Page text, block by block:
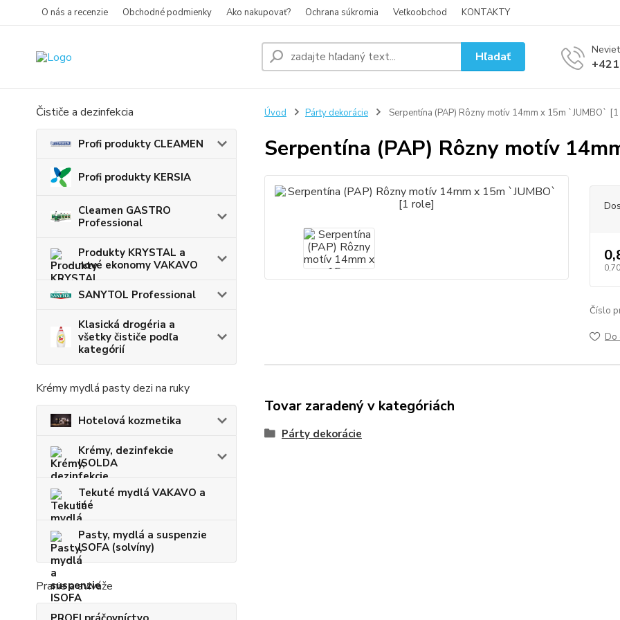
O nás a recenzie Obchodné podmienky Ako nakupovať? Ochrana súkromia Veľkoobchod KONTAKTY
Hľadať
Čističe a dezinfekcia
Profi produkty CLEAMEN
Profi produkty KERSIA
Cleamen GASTRO
Professional
Produkty KRYSTAL a
nové ekonomy VAKAVO
SANYTOL Professional
Klasická drogéria a
všetky čističe podľa
kategórií
Krémy mydlá pasty dezi na ruky
Hotelová kozmetika
Krémy, dezinfekcie
ISOLDA
Tekuté mydlá VAKAVO a
iné
Pasty, mydlá a suspenzie
ISOFA (solvíny)
Pranie a aviváže
Úvod Párty dekorácie Serpentína (PAP) Rôzny motív 14mm x 15m `JUMBO`
Serpentína (PAP) Rôzny motív
Číslo
Do
Tovar zaradený v kategóriách
Párty dekorácie